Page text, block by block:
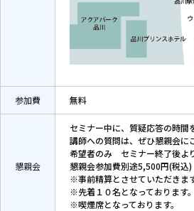
参加費 無料
懇親会
セミナー中に、質疑応答の時間
講師への質問は、ぜひ懇親会に
希望者のみ セミナー終了後よ
懇親会参加費別途5,500円(税込)
※事前精算とさせていただきます
※先着１０名となっております。
※喫煙席となっております。